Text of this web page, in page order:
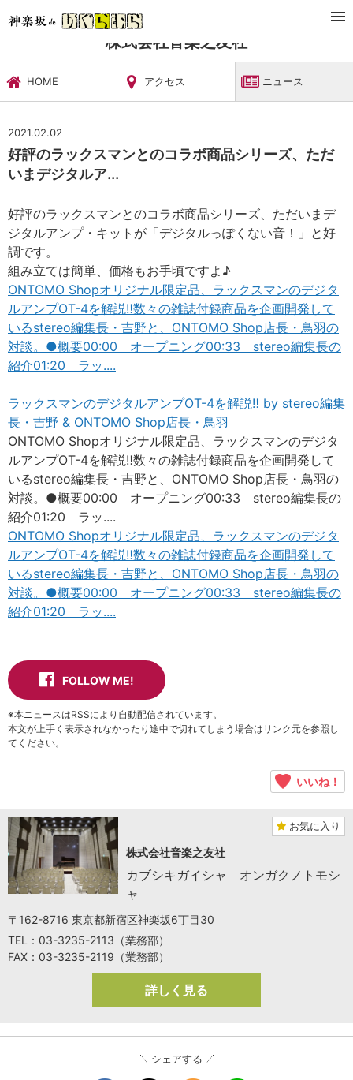
文化施設・ギャラリー
株式会社音楽之友社
HOME アクセス ニュース
2021.02.02
好評のラックスマンとのコラボ商品シリーズ、ただ
いまデジタルア...
好評のラックスマンとのコラボ商品シリーズ、ただいまデ
ジタルアンプ・キットが「デジタルっぽくない音！」と好
調です。
組み立ては簡単、価格もお手頃ですよ♪
ONTOMO Shopオリジナル限定品、ラックスマンのデジタ
ルアンプOT-4を解説‼数々の雑誌付録商品を企画開発して
いるstereo編集長・吉野と、ONTOMO Shop店長・鳥羽の
対談。●概要00:00 オープニング00:33 stereo編集長の
紹介01:20 ラッ....
ラックスマンのデジタルアンプOT-4を解説‼ by stereo編集
長・吉野 & ONTOMO Shop店長・鳥羽
ONTOMO Shopオリジナル限定品、ラックスマンのデジタ
ルアンプOT-4を解説‼数々の雑誌付録商品を企画開発して
いるstereo編集長・吉野と、ONTOMO Shop店長・鳥羽の
対談。●概要00:00 オープニング00:33 stereo編集長の
紹介01:20 ラッ....
ONTOMO Shopオリジナル限定品、ラックスマンのデジタ
ルアンプOT-4を解説‼数々の雑誌付録商品を企画開発して
いるstereo編集長・吉野と、ONTOMO Shop店長・鳥羽の
対談。●概要00:00 オープニング00:33 stereo編集長の
紹介01:20 ラッ....
FOLLOW ME!
※本ニュースはRSSにより自動配信されています。
本文が上手く表示されなかったり途中で切れてしまう場合はリンク元を参照し
てください。
いいね！
お気に入り
株式会社音楽之友社
カブシキガイシャ オンガクノトモシ
ャ
〒162-8716 東京都新宿区神楽坂6丁目30
TEL：03-3235-2113（業務部）
FAX：03-3235-2119（業務部）
詳しく見る
シェアする